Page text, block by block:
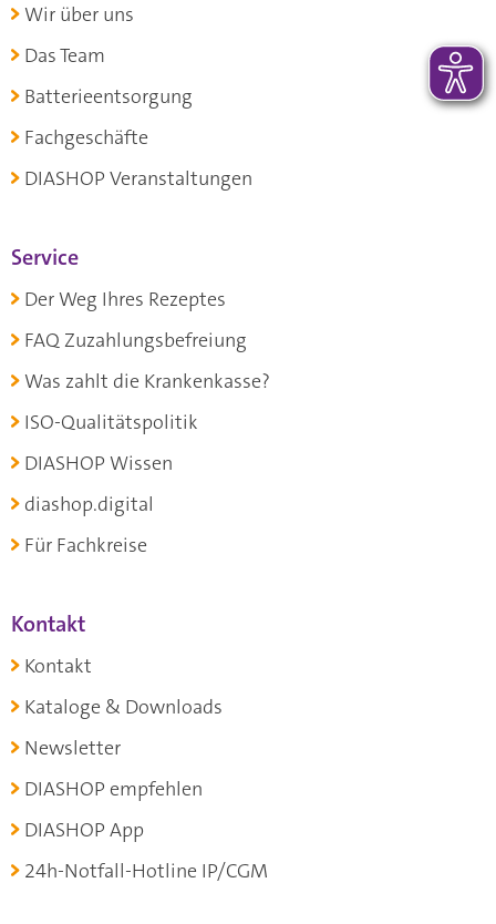
Wir über uns
Das Team
Batterieentsorgung
Fachgeschäfte
DIASHOP Veranstaltungen
Service
Der Weg Ihres Rezeptes
FAQ Zuzahlungsbefreiung
Was zahlt die Krankenkasse?
ISO-Qualitätspolitik
DIASHOP Wissen
diashop.digital
Für Fachkreise
Kontakt
Kontakt
Kataloge & Downloads
Newsletter
DIASHOP empfehlen
DIASHOP App
24h-Notfall-Hotline IP/CGM